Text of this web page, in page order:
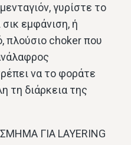
γυρίστε το
σικ εμφάνιση, ή
πλούσιο choker που
να το φοράτε
τη διάρκεια της
ΓΙΑ LAYERING